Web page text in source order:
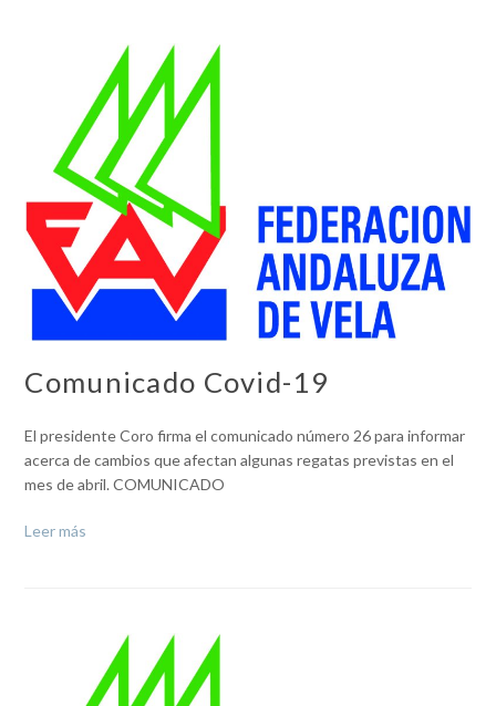
Comunicado Covid-19
El presidente Coro firma el comunicado número 26 para informar
acerca de cambios que afectan algunas regatas previstas en el
mes de abril. COMUNICADO
Leer más